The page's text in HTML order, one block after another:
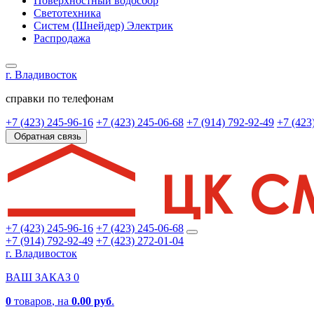
Светотехника
Систем (Шнейдер) Электрик
Распродажа
г. Владивосток
справки по телефонам
+7 (423) 245-96-16 +7 (423) 245-06-68 +7 (914) 792-92-49 +7
Обратная связь
+7 (423) 245-96-16 +7 (423) 245-06-68
+7 (914) 792-92-49 +7 (423) 272-01-04
г. Владивосток
ВАШ ЗАКАЗ 0
0 товаров, на 0.00 руб.